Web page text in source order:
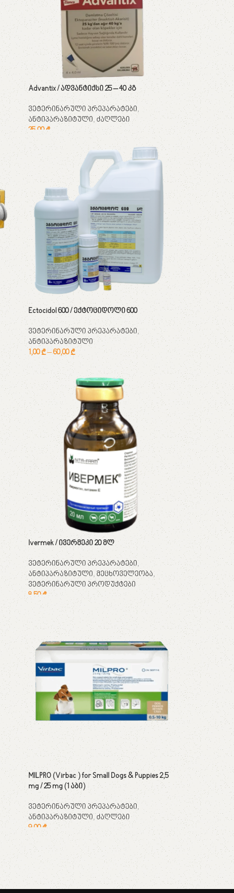
Advantix / ადვანტიქსი 25 – 40 კგ
ვეტერინარული პრეპარატები,
ანტიპარაზიტული, ძაღლები
35,00₾
კალათაში დამატება
Ectocidol 600 / ექტოციდოლი 600
ვეტერინარული პრეპარატები,
ანტიპარაზიტული
1,00₾–60,00₾
არჩევის პარამეტრები
Ivermek / ივერმეკი 20 მლ
ვეტერინარული პრეპარატები,
ანტიპარაზიტული, მეცხოველეობა,
ვეტერინარული პროდუქტები
8,50₾
კალათაში დამატება
MILPRO (Virbac ) for Small Dogs & Puppies 2,5
mg / 25 mg (1 აბი)
ვეტერინარული პრეპარატები,
ანტიპარაზიტული, ძაღლები
9,00₾
კალათაში დამატება